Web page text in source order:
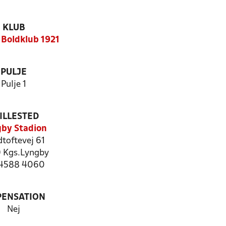
KLUB
1921
PULJE
Pulje 1
Stadion
61
4588 4060
Nej